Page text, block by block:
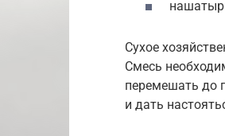
Сухое
Смесь
перемешать до
и дать